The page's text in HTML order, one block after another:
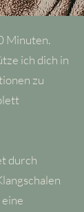
Minuten.
ich dich in
zu
durch